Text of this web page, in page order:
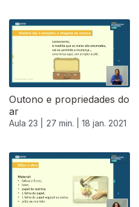
Outono e propriedades do
ar
Aula 23 | 27 min. | 18 jan. 2021
519220